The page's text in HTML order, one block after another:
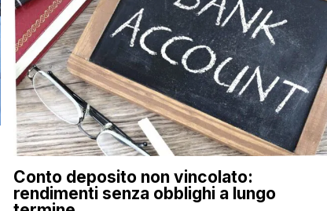
Conto deposito non vincolato:
rendimenti senza obblighi a lungo